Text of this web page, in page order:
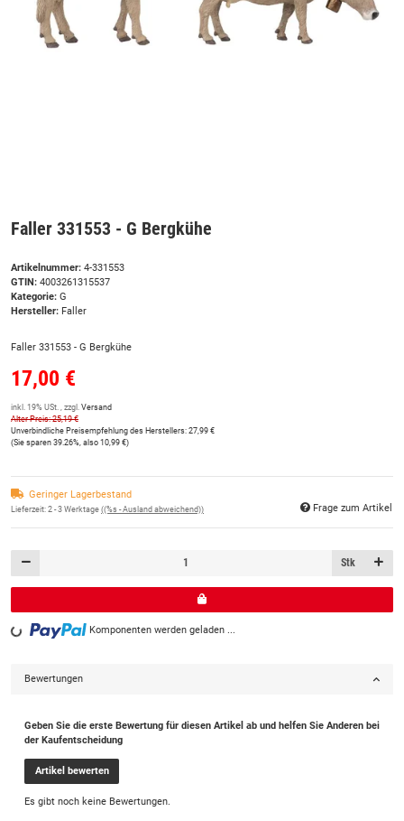
Faller 331553 - G Bergkühe
Artikelnummer: 4-331553
GTIN: 4003261315537
Kategorie: G
Hersteller: Faller
Faller 331553 - G Bergkühe
17,00 €
inkl. 19% USt. , zzgl. Versand
Alter Preis: 25,19 €
Unverbindliche Preisempfehlung des Herstellers: 27,99 €
(Sie sparen 39.26%, also 10,99 €)
Geringer Lagerbestand
Lieferzeit: 2 - 3 Werktage ((%s - Ausland abweichend)) Frage zum Artikel
Stk
Loading... Komponenten werden geladen ...
Bewertungen
Geben Sie die erste Bewertung für diesen Artikel ab und helfen Sie Anderen bei
der Kaufentscheidung
Artikel bewerten
Es gibt noch keine Bewertungen.